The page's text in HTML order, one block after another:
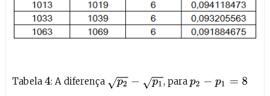
Tabela 4: A diferença p 2−p1 , para p2 −p1 =8